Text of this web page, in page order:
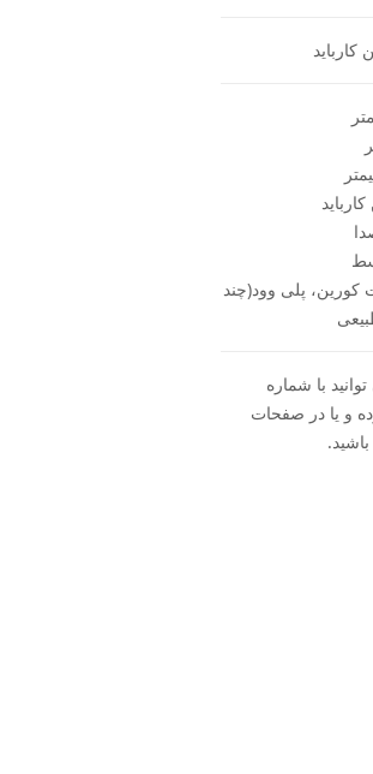
کارباید
پلی وود(چند
با شماره
و یا در صفحات